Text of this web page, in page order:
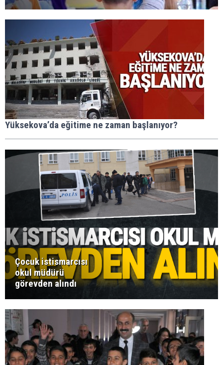
Yüksekova’da eğitime ne zaman başlanıyor?
Çocuk istismarcısı
okul müdürü
görevden alındı